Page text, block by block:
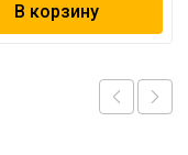
В корзину